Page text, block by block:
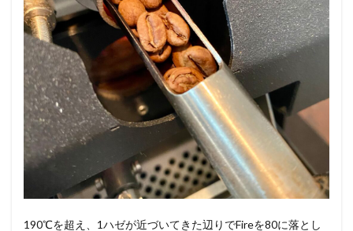
190℃を超え、1ハゼが近づいてきた辺りでFireを80に落とし